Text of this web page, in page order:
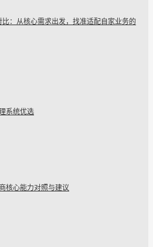
：从核心需求出发，找准适配自家业务的
系统优选
核心能力对照与建议